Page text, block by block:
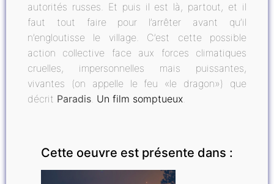
autorités russes. Et puis il est là, partout, et il
faut tout faire pour l’arrêter avant qu’il
n’engloutisse le village. C’est cette possible
action collective face aux forces climatiques
cruelles, impersonnelles mais puissantes,
vivantes (on appelle le feu «le dragon») que
décrit Paradis. Un film somptueux.
Cette oeuvre est présente dans :